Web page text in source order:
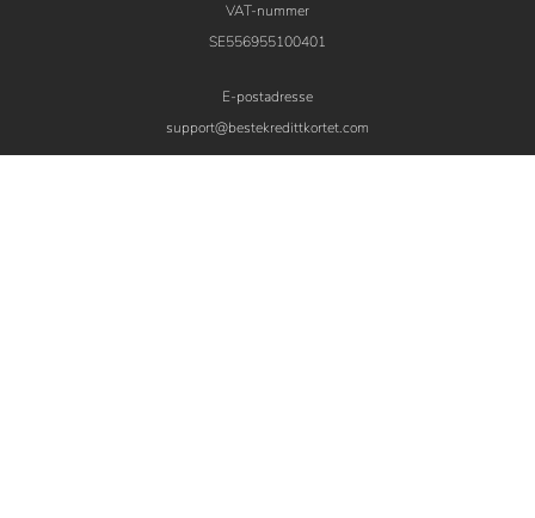
VAT-nummer
SE556955100401
E-postadresse
support@bestekredittkortet.com